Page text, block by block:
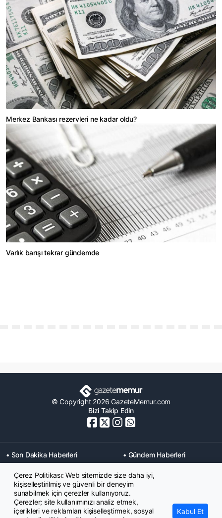
Merkez Bankası rezervleri ne kadar oldu?
Varlık barışı tekrar gündemde
© Copyright 2026 GazeteMemur.com
Bizi Takip Edin
• Son Dakika Haberleri
• Gündem Haberleri
• Memurlar Haberleri
• KPSS Haberleri
• Ekonomi Haberleri
• Eğitim Haberleri
• Yaşam Haberleri
• Maaş Verileri Haberleri
• Mahkeme Kararları
Haberleri
Çerez Politikası: Web sitemizde size daha iyi,
kişiselleştirilmiş ve güvenli bir deneyim
sunabilmek için çerezler kullanıyoruz.
Çerezler; site kullanımınızı analiz etmek,
içerikleri ve reklamları kişiselleştirmek, sosyal
Kabul Et